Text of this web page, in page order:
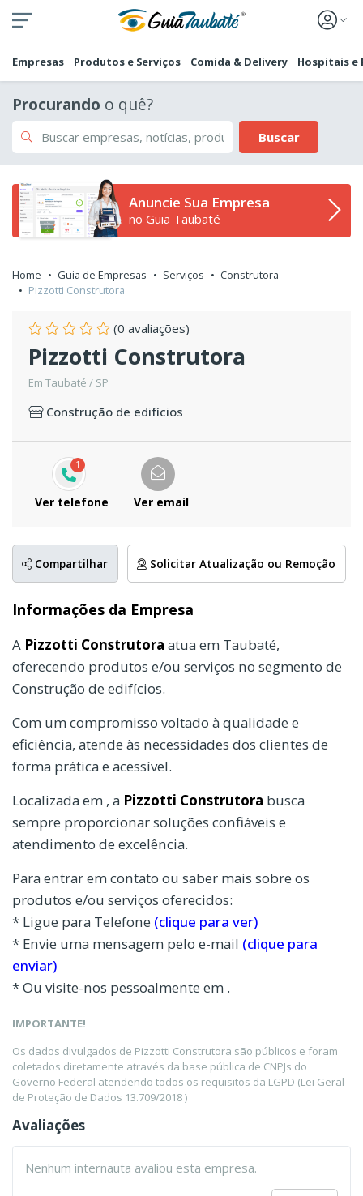
Empresas Produtos e Serviços Comida & Delivery Hospitais e
Procurando o quê?
Buscar
Anuncie Sua Empresa
no Guia Taubaté
Home Guia de Empresas Serviços
Construtora
Pizzotti Construtora
(0 avaliações)
Pizzotti Construtora
Em Taubaté / SP
Construção de edifícios
1
Ver telefone Ver email
Compartilhar Solicitar Atualização ou Remoção
Informações da Empresa
A Pizzotti Construtora atua em Taubaté,
oferecendo produtos e/ou serviços no segmento de
Construção de edifícios.
Com um compromisso voltado à qualidade e
eficiência, atende às necessidades dos clientes de
forma prática e acessível.
Localizada em , a Pizzotti Construtora busca
sempre proporcionar soluções confiáveis e
atendimento de excelência.
Para entrar em contato ou saber mais sobre os
produtos e/ou serviços oferecidos:
* Ligue para Telefone (clique para ver)
* Envie uma mensagem pelo e-mail (clique para
enviar)
* Ou visite-nos pessoalmente em .
IMPORTANTE!
Os dados divulgados de Pizzotti Construtora são públicos e foram
coletados diretamente através da base pública de CNPJs do
Governo Federal atendendo todos os requisitos da LGPD (Lei Geral
de Proteção de Dados 13.709/2018 )
Avaliações
Nenhum internauta avaliou esta empresa.